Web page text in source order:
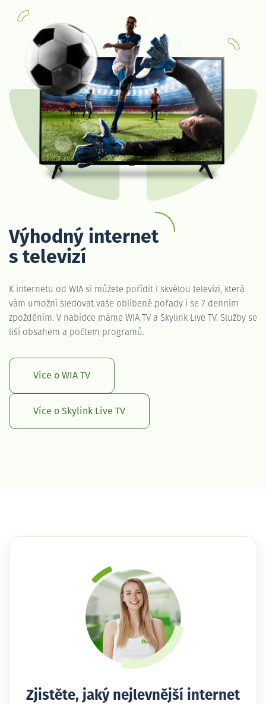
Výhodný internet
s televizí
K internetu od WIA si můžete pořídit i skvělou televizi, která
vám umožní sledovat vaše oblíbené pořady i se 7 denním
zpožděním. V nabídce máme WIA TV a Skylink Live TV. Služby se
liší obsahem a počtem programů.
Více o WIA TV
Více o Skylink Live TV
Zjistěte, jaký nejlevnější internet